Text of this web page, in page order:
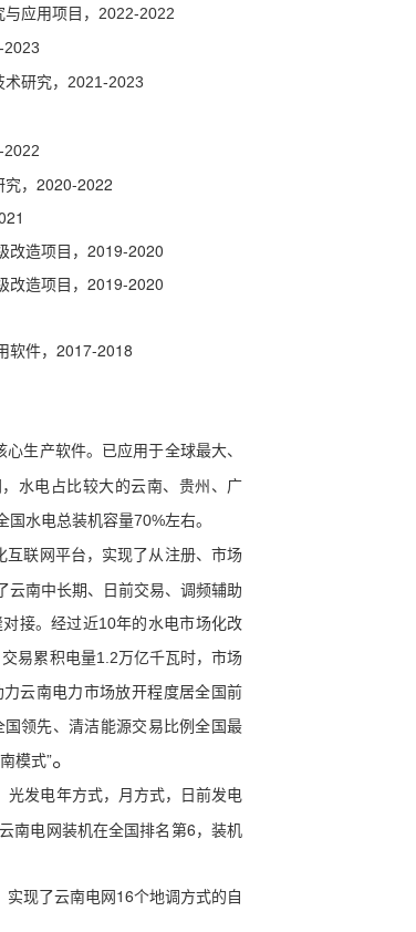
应用项目，
2022-2022
2023
研究，
2021-2023
2022
究，2020-2022
改造项目，2019-2020
改造项目，2019-2020
软件，2017-2018
心生产软件。已应用于全球最大、
水电占比较大的云南、贵州、广
水电总装机容量70%左右。
联网平台，实现了从注册、市场
云南中长期、日前交易、调频辅助
接。经过近10年的水电市场化改
易累积电量1.2万亿千瓦时，市场
力云南电力市场放开程度居全国前
领先、清洁能源交易比例全国最
模式”。
发电年方式，月方式，日前发电
南电网装机在全国排名第6，装机
现了云南电网16个地调方式的自